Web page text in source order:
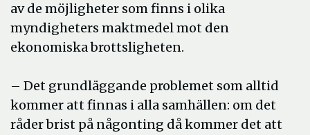
av de möjligheter som finns i olika
myndigheters maktmedel mot den
ekonomiska brottsligheten.
– Det grundläggande problemet som alltid
kommer att finnas i alla samhällen: om det
råder brist på någonting då kommer det att